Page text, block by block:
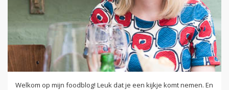
Welkom op mijn foodblog! Leuk dat je een kijkje komt nemen. En